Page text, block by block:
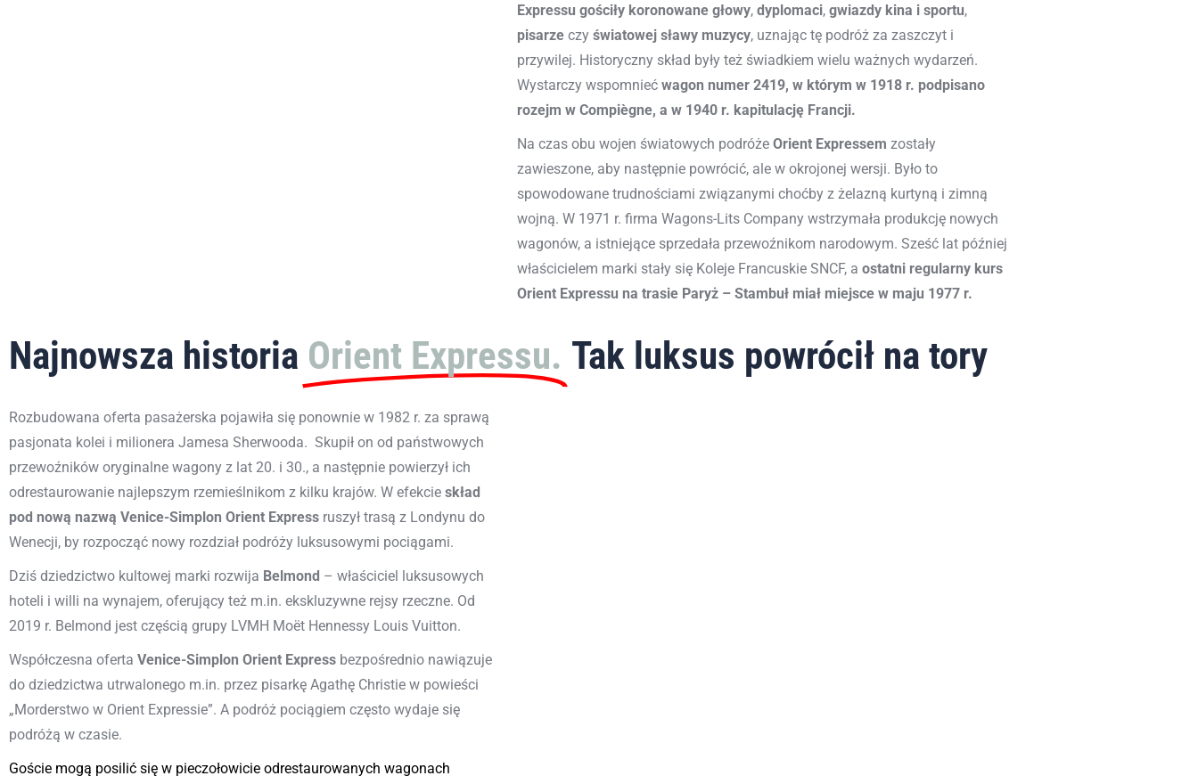
Expressu gościły koronowane głowy, dyplomaci, gwiazdy kina i sportu,
pisarze czy światowej sławy muzycy, uznając tę podróż za zaszczyt i
przywilej. Historyczny skład były też świadkiem wielu ważnych wydarzeń.
Wystarczy wspomnieć wagon numer 2419, w którym w 1918 r. podpisano
rozejm w Compiègne, a w 1940 r. kapitulację Francji.
Na czas obu wojen światowych podróże Orient Expressem zostały
zawieszone, aby następnie powrócić, ale w okrojonej wersji. Było to
spowodowane trudnościami związanymi choćby z żelazną kurtyną i zimną
wojną. W 1971 r. firma Wagons-Lits Company wstrzymała produkcję nowych
wagonów, a istniejące sprzedała przewoźnikom narodowym. Sześć lat później
właścicielem marki stały się Koleje Francuskie SNCF, a ostatni regularny kurs
Orient Expressu na trasie Paryż – Stambuł miał miejsce w maju 1977 r.
Najnowsza historia Orient Expressu. Tak luksus powrócił na tory
Rozbudowana oferta pasażerska pojawiła się ponownie w 1982 r. za sprawą
pasjonata kolei i milionera Jamesa Sherwooda. Skupił on od państwowych
przewoźników oryginalne wagony z lat 20. i 30., a następnie powierzył ich
odrestaurowanie najlepszym rzemieślnikom z kilku krajów. W efekcie skład
pod nową nazwą Venice-Simplon Orient Express ruszył trasą z Londynu do
Wenecji, by rozpocząć nowy rozdział podróży luksusowymi pociągami.
Dziś dziedzictwo kultowej marki rozwija Belmond – właściciel luksusowych
hoteli i willi na wynajem, oferujący też m.in. ekskluzywne rejsy rzeczne. Od
2019 r. Belmond jest częścią grupy LVMH Moët Hennessy Louis Vuitton.
Współczesna oferta Venice-Simplon Orient Express bezpośrednio nawiązuje
do dziedzictwa utrwalonego m.in. przez pisarkę Agathę Christie w powieści
„Morderstwo w Orient Expressie”. A podróż pociągiem często wydaje się
podróżą w czasie.
Goście mogą posilić się w pieczołowicie odrestaurowanych wagonach